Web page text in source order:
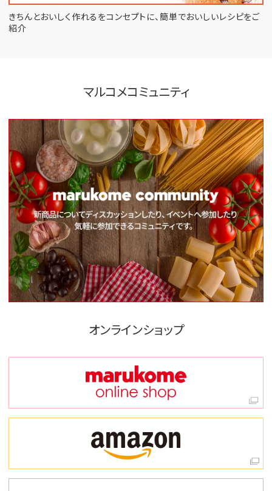
きちんとおいしく作れるをコンセプトに、簡単でおいしいレシピをご
紹介
マルコメコミュニティ
オンラインショップ